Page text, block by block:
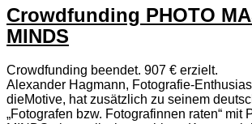
Crowdfunding PHOTO
MINDS
Crowdfunding beendet. 907 € erzielt.
Alexander Hagmann, Fotografie-
dieMotive, hat zusätzlich zu seinem
„Fotografen bzw. Fotografinnen raten“ mit